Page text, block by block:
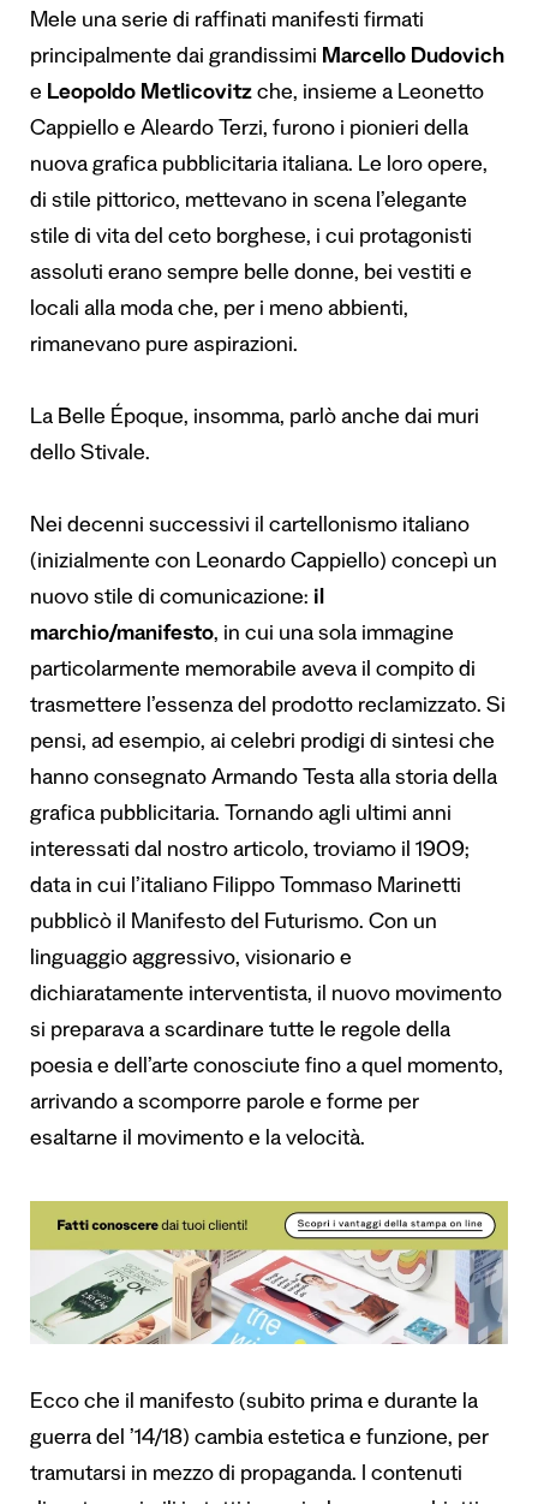
Mele una serie di raffinati manifesti firmati
principalmente dai grandissimi Marcello Dudovich
e Leopoldo Metlicovitz che, insieme a Leonetto
Cappiello e Aleardo Terzi, furono i pionieri della
nuova grafica pubblicitaria italiana. Le loro opere,
di stile pittorico, mettevano in scena l’elegante
stile di vita del ceto borghese, i cui protagonisti
assoluti erano sempre belle donne, bei vestiti e
locali alla moda che, per i meno abbienti,
rimanevano pure aspirazioni.
La Belle Époque, insomma, parlò anche dai muri
dello Stivale.
Nei decenni successivi il cartellonismo italiano
(inizialmente con Leonardo Cappiello) concepì un
nuovo stile di comunicazione: il
marchio/manifesto, in cui una sola immagine
particolarmente memorabile aveva il compito di
trasmettere l’essenza del prodotto reclamizzato. Si
pensi, ad esempio, ai celebri prodigi di sintesi che
hanno consegnato Armando Testa alla storia della
grafica pubblicitaria. Tornando agli ultimi anni
interessati dal nostro articolo, troviamo il 1909;
data in cui l’italiano Filippo Tommaso Marinetti
pubblicò il Manifesto del Futurismo. Con un
linguaggio aggressivo, visionario e
dichiaratamente interventista, il nuovo movimento
si preparava a scardinare tutte le regole della
poesia e dell’arte conosciute fino a quel momento,
arrivando a scomporre parole e forme per
esaltarne il movimento e la velocità.
Ecco che il manifesto (subito prima e durante la
guerra del ’14/18) cambia estetica e funzione, per
tramutarsi in mezzo di propaganda. I contenuti